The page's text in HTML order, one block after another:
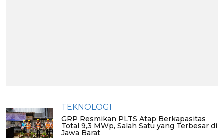
TEKNOLOGI
GRP Resmikan PLTS Atap Berkapasitas
Total 9,3 MWp, Salah Satu yang Terbesar di
Jawa Barat